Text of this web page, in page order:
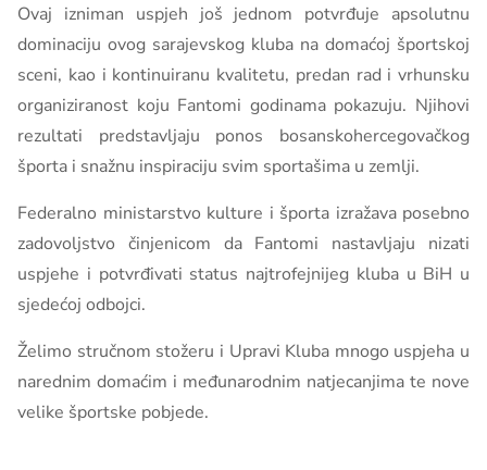
Ovaj izniman uspjeh još jednom potvrđuje apsolutnu
dominaciju ovog sarajevskog kluba na domaćoj športskoj
sceni, kao i kontinuiranu kvalitetu, predan rad i vrhunsku
organiziranost koju Fantomi godinama pokazuju. Njihovi
rezultati predstavljaju ponos bosanskohercegovačkog
športa i snažnu inspiraciju svim sportašima u zemlji.
Federalno ministarstvo kulture i športa izražava posebno
zadovoljstvo činjenicom da Fantomi nastavljaju nizati
uspjehe i potvrđivati status najtrofejnijeg kluba u BiH u
sjedećoj odbojci.
Želimo stručnom stožeru i Upravi Kluba mnogo uspjeha u
narednim domaćim i međunarodnim natjecanjima te nove
velike športske pobjede.